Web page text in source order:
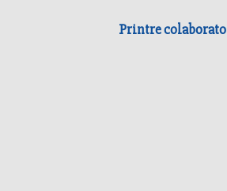
Printre